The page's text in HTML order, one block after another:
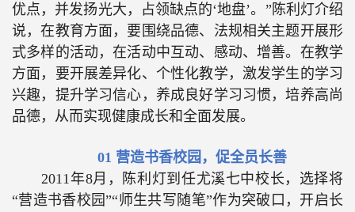
优点，并发扬光大，占领缺点的‘地盘’。”陈利灯介绍
说，在教育方面，要围绕品德、法规相关主题开展形
式多样的活动，在活动中互动、感动、增善。在教学
方面，要开展差异化、个性化教学，激发学生的学习
兴趣，提升学习信心，养成良好学习习惯，培养高尚
品德，从而实现健康成长和全面发展。
01 营造书香校园，促全员长善
2011 年8月，陈利灯到任尤溪七中校长，选择将
“营造书香校园”“师生共写随笔”作为突破口，开启长